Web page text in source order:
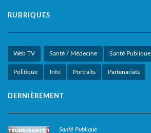
RUBRIQUES
Web TV Santé / Médecine Santé Publique
Politique Info Portraits Partenariats
DERNIÈREMENT
Santé Publique